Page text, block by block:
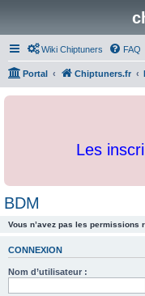
Wiki Chiptuners FAQ
Portal Chiptuners.fr
Les
BDM
Vous n’avez pas les permissions
CONNEXION
Nom d’utilisateur :